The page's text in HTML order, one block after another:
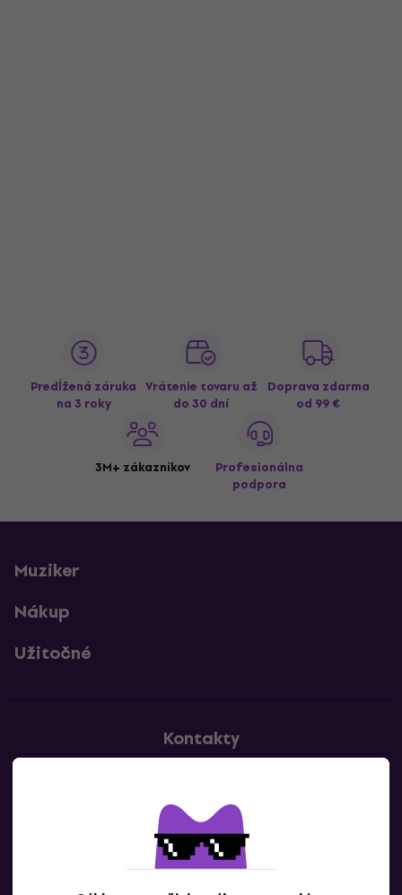
Predĺžená záruka
na 3 roky
Vrátenie tovaru až
do 30 dní
Doprava zdarma
od 99 €
3M+ zákazníkov
Profesionálna
podpora
Muziker
Nákup
Užitočné
Kontakty